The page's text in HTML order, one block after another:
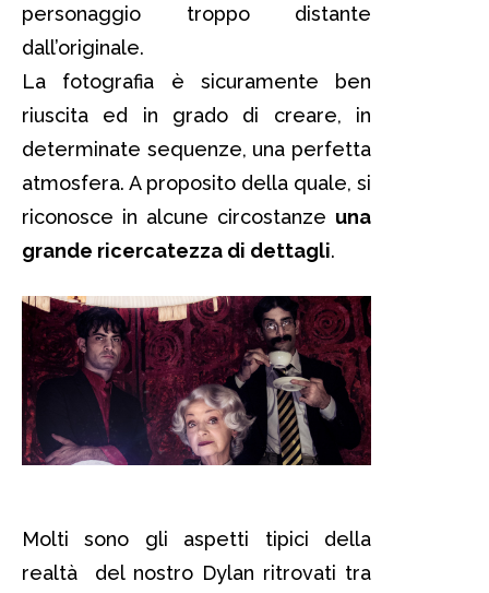
personaggio troppo distante
dall’originale.
La fotografia è sicuramente ben
riuscita ed in grado di creare, in
determinate sequenze, una perfetta
atmosfera. A proposito della quale, si
riconosce in alcune circostanze una
grande ricercatezza di dettagli.
Molti sono gli aspetti tipici della
realtà del nostro Dylan ritrovati tra